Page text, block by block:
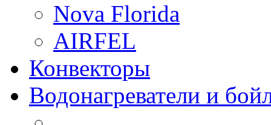
Nova Florida
AIRFEL
Конвекторы
Водонагреватели и